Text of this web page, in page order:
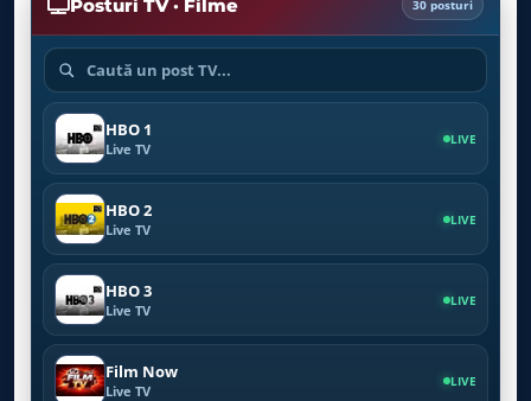
Posturi TV · Filme 30 posturi
HBO 1
Live TV
LIVE
HBO 2
Live TV
LIVE
HBO 3
Live TV
LIVE
Film Now
Live TV
LIVE